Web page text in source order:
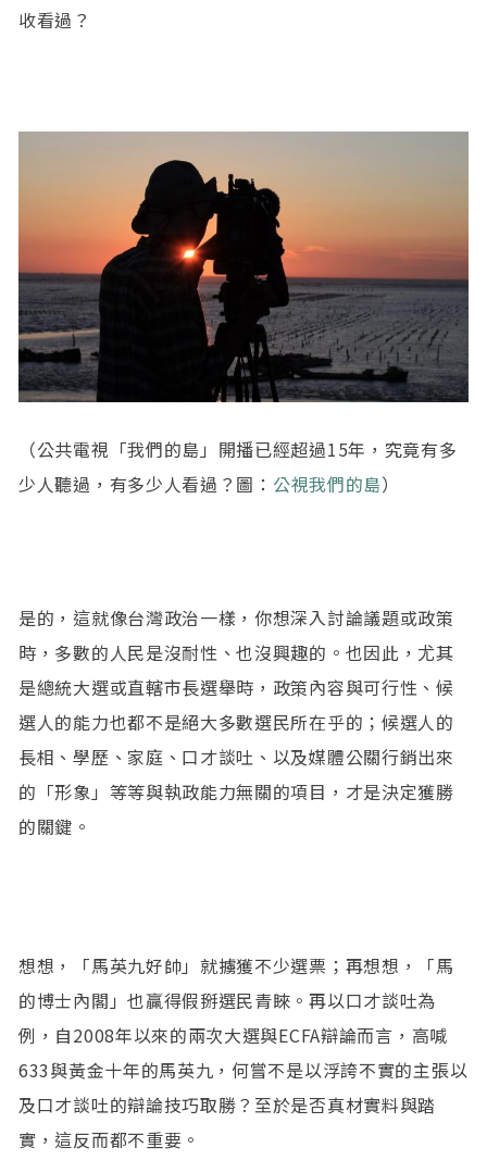
收看過？
（公共電視「我們的島」開播已經超過15年，究竟有多
少人聽過，有多少人看過？圖： 公視我們的島）
是的，這就像台灣政治一樣，你想深入討論議題或政策
時，多數的人民是沒耐性、也沒興趣的。也因此，尤其
是總統大選或直轄市長選舉時，政策內容與可行性、候
選人的能力也都不是絕大多數選民所在乎的；候選人的
長相、學歷、家庭、口才談吐、以及媒體公關行銷出來
的「形象」等等與執政能力無關的項目，才是決定獲勝
的關鍵。
想想，「馬英九好帥」就擄獲不少選票；再想想，「馬
的博士內閣」也贏得假掰選民青睞。再以口才談吐為
例，自2008年以來的兩次大選與ECFA辯論而言，高喊
633與黃金十年的馬英九，何嘗不是以浮誇不實的主張以
及口才談吐的辯論技巧取勝？至於是否真材實料與踏
實，這反而都不重要。